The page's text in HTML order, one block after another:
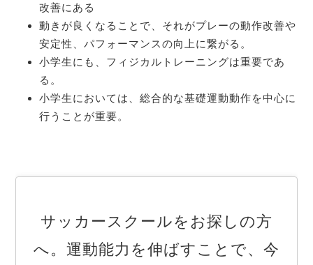
改善にある
動きが良くなることで、それがプレーの動作改善や
安定性、パフォーマンスの向上に繋がる。
小学生にも、フィジカルトレーニングは重要であ
る。
小学生においては、総合的な基礎運動動作を中心に
行うことが重要。
サッカースクールをお探しの方
へ。運動能力を伸ばすことで、今